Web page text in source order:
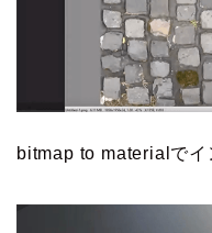
bitmap to materialでイ